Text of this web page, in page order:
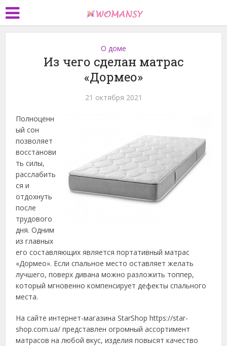
О доме
Из чего сделан матрас
«Дормео»
21 октября 2021
Полноценн
ый сон
позволяет
восстанови
ть силы,
расслабить
ся и
отдохнуть
после
трудового
дня. Одним
из главных
его составляющих является портативный матрас
«Дормео». Если спальное место оставляет желать
лучшего, поверх дивана можно разложить топпер,
который мгновенно компенсирует дефекты спального
места.
На сайте интернет-магазина StarShop https://star-
shop.com.ua/ представлен огромный ассортимент
матрасов на любой вкус, изделия повысят качество